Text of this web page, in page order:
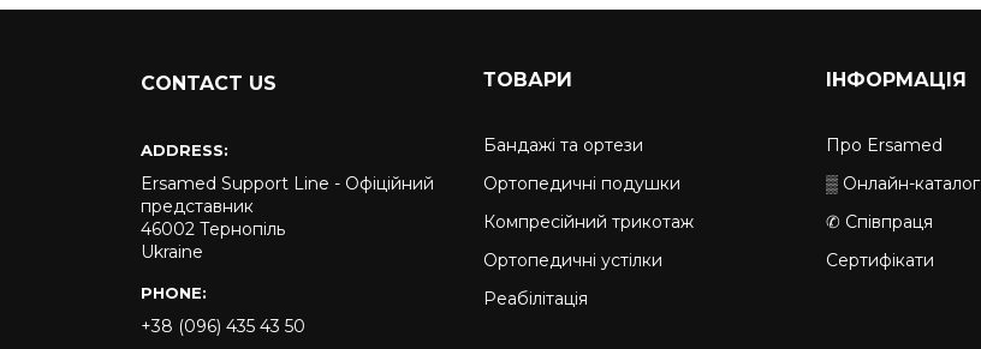
CONTACT US
ADDRESS:
Ersamed Support Line - Офіційний
представник
46002 Тернопіль
Ukraine
PHONE:
+38 (096) 435 43 50
ТОВАРИ
Бандажі та ортези
Ортопедичні подушки
Компресійний трикотаж
Ортопедичні устілки
Реабілітація
ІНФОРМАЦІЯ
Про Ersamed
▒ Онлайн-каталог
✆ Співпраця
Сертифікати